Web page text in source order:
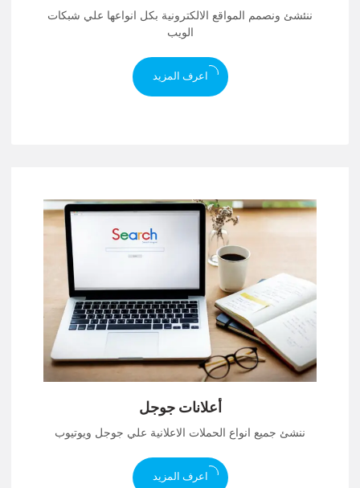
ننئشئ ونصمم المواقع الالكترونية بكل انواعها علي شبكات
الويب
اعرف المزيد
أعلانات جوجل
ننشئ جميع انواع الحملات الاعلانية علي جوجل ويوتيوب
اعرف المزيد